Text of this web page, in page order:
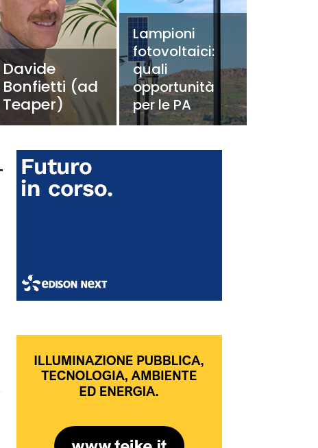
Davide
Bonfietti (ad
Teaper)
Lampioni
fotovoltaici:
quali
opportunità
per le PA